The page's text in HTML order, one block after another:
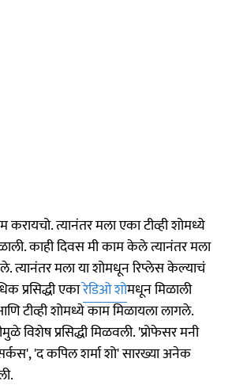
त्यानंतर मला एका टीव्ही शोमध्ये
काही दिवस मी काम केले त्यानंतर मला
त्यानंतर मला या शोमधून रिप्लेस केल्याचं
प्रसिद्धी एकारेडिओ शोमधून मिळाली
टीव्ही शोमध्ये काम मिळायला लागले.
विशेष प्रसिद्धी मिळवली. 'प्रोफेसर मनी
'द कपिल शर्मा शो' सारख्या अनेक